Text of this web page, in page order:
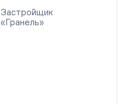
Застройщик
«Гранель»